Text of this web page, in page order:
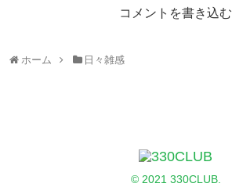
コメントを書き込む
ホーム 日々雑感
© 2021 330CLUB.